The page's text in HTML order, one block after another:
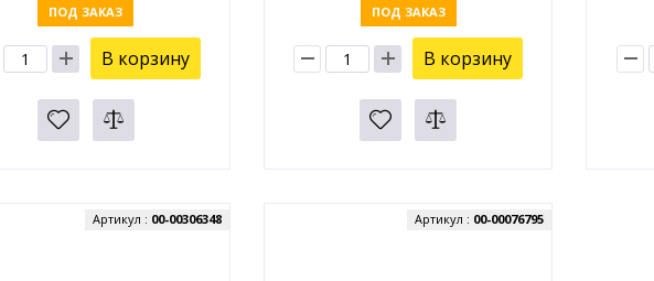
ПОД ЗАКАЗ
В корзину
ПОД ЗАКАЗ
В корзину
Артикул : 00-00306348 Артикул : 00-00076795